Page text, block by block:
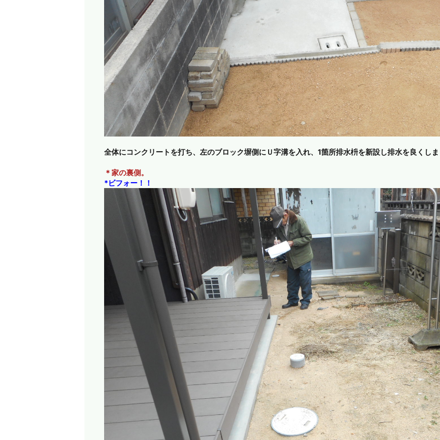
全体にコンクリートを打ち、左のブロック塀側にＵ字溝を入れ、1箇所排水枡を新設し排水を良くし
＊家の裏側。
*ビフォー！！